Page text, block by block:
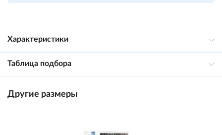
Характеристики
Таблица подбора
Другие размеры